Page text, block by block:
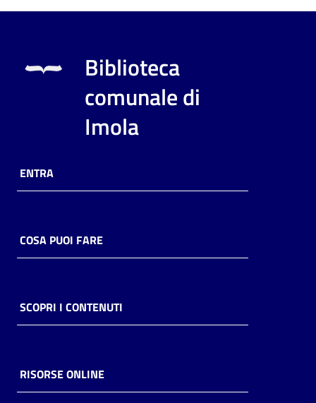
Biblioteca
comunale di
Imola
ENTRA
COSA PUOI FARE
SCOPRI I CONTENUTI
RISORSE ONLINE